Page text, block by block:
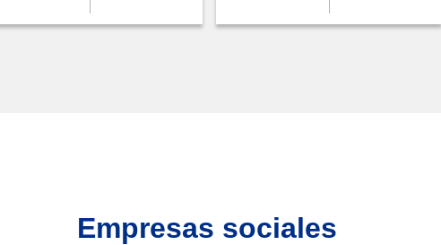
Empresas sociales